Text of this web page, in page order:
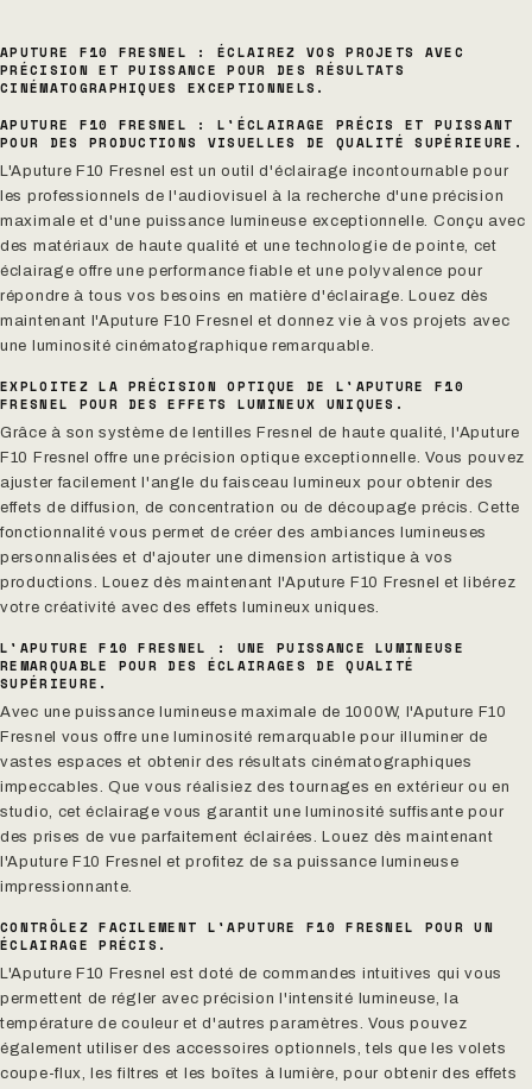
APUTURE F10 FRESNEL : ÉCLAIREZ VOS PROJETS AVEC
PRÉCISION ET PUISSANCE POUR DES RÉSULTATS
CINÉMATOGRAPHIQUES EXCEPTIONNELS.
APUTURE F10 FRESNEL : L'ÉCLAIRAGE PRÉCIS ET PUISSANT
POUR DES PRODUCTIONS VISUELLES DE QUALITÉ SUPÉRIEURE.
L'Aputure F10 Fresnel est un outil d'éclairage incontournable pour
les professionnels de l'audiovisuel à la recherche d'une précision
maximale et d'une puissance lumineuse exceptionnelle. Conçu avec
des matériaux de haute qualité et une technologie de pointe, cet
éclairage offre une performance fiable et une polyvalence pour
répondre à tous vos besoins en matière d'éclairage. Louez dès
maintenant l'Aputure F10 Fresnel et donnez vie à vos projets avec
une luminosité cinématographique remarquable.
EXPLOITEZ LA PRÉCISION OPTIQUE DE L'APUTURE F10
FRESNEL POUR DES EFFETS LUMINEUX UNIQUES.
Grâce à son système de lentilles Fresnel de haute qualité, l'Aputure
F10 Fresnel offre une précision optique exceptionnelle. Vous pouvez
ajuster facilement l'angle du faisceau lumineux pour obtenir des
effets de diffusion, de concentration ou de découpage précis. Cette
fonctionnalité vous permet de créer des ambiances lumineuses
personnalisées et d'ajouter une dimension artistique à vos
productions. Louez dès maintenant l'Aputure F10 Fresnel et libérez
votre créativité avec des effets lumineux uniques.
L'APUTURE F10 FRESNEL : UNE PUISSANCE LUMINEUSE
REMARQUABLE POUR DES ÉCLAIRAGES DE QUALITÉ
SUPÉRIEURE.
Avec une puissance lumineuse maximale de 1000W, l'Aputure F10
Fresnel vous offre une luminosité remarquable pour illuminer de
vastes espaces et obtenir des résultats cinématographiques
impeccables. Que vous réalisiez des tournages en extérieur ou en
studio, cet éclairage vous garantit une luminosité suffisante pour
des prises de vue parfaitement éclairées. Louez dès maintenant
l'Aputure F10 Fresnel et profitez de sa puissance lumineuse
impressionnante.
CONTRÔLEZ FACILEMENT L'APUTURE F10 FRESNEL POUR UN
ÉCLAIRAGE PRÉCIS.
L'Aputure F10 Fresnel est doté de commandes intuitives qui vous
permettent de régler avec précision l'intensité lumineuse, la
température de couleur et d'autres paramètres. Vous pouvez
également utiliser des accessoires optionnels, tels que les volets
coupe-flux, les filtres et les boîtes à lumière, pour obtenir des effets